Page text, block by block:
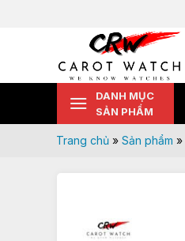
DANH MỤC
SẢN PHẨM
Trang chủ» Sản phẩm »